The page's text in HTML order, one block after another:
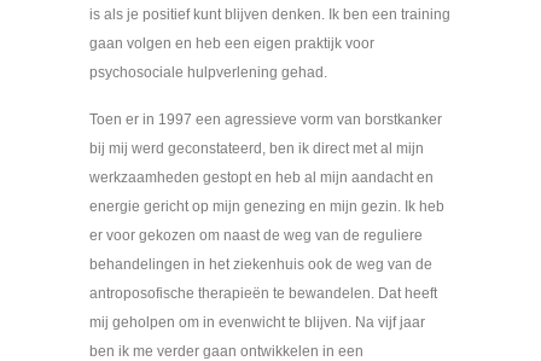
is als je positief kunt blijven denken. Ik ben een training
gaan volgen en heb een eigen praktijk voor
psychosociale hulpverlening gehad.
Toen er in 1997 een agressieve vorm van borstkanker
bij mij werd geconstateerd, ben ik direct met al mijn
werkzaamheden gestopt en heb al mijn aandacht en
energie gericht op mijn genezing en mijn gezin. Ik heb
er voor gekozen om naast de weg van de reguliere
behandelingen in het ziekenhuis ook de weg van de
antroposofische therapieën te bewandelen. Dat heeft
mij geholpen om in evenwicht te blijven. Na vijf jaar
ben ik me verder gaan ontwikkelen in een